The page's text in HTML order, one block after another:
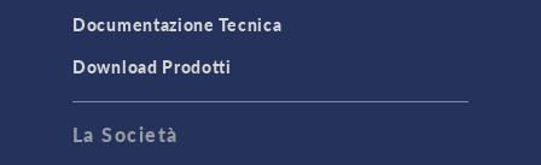
Documentazione Tecnica
Download Prodotti
La Società